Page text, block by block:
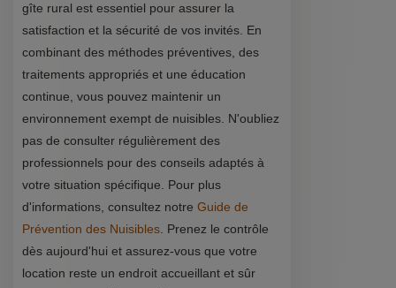
gîte rural est essentiel pour assurer la
satisfaction et la sécurité de vos invités. En
combinant des méthodes préventives, des
traitements appropriés et une éducation
continue, vous pouvez maintenir un
environnement exempt de nuisibles. N'oubliez
pas de consulter régulièrement des
professionnels pour des conseils adaptés à
votre situation spécifique. Pour plus
d'informations, consultez notre Guide de
Prévention des Nuisibles . Prenez le contrôle
dès aujourd'hui et assurez-vous que votre
location reste un endroit accueillant et sûr